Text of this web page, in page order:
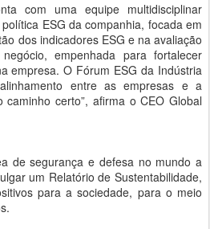
com uma equipe multidisciplinar
ESG da companhia, focada em
dos indicadores ESG e na avaliação
empenhada para fortalecer
empresa. O Fórum ESG da Indústria
entre as empresas e a
certo”, afirma o CEO Global
de segurança e defesa no mundo a
um Relatório de Sustentabilidade,
para a sociedade, para o meio